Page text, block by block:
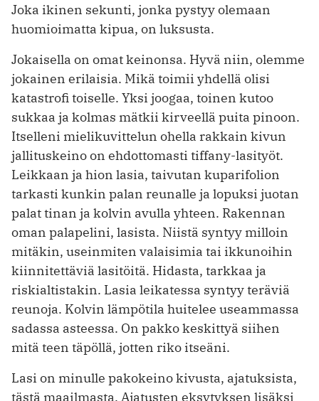
Joka ikinen sekunti, jonka pystyy olemaan
huomioimatta kipua, on luksusta.
Jokaisella on omat keinonsa. Hyvä niin, olemme
jokainen erilaisia. Mikä toimii yhdellä olisi
katastrofi toiselle. Yksi joogaa, toinen kutoo
sukkaa ja kolmas mätkii kirveellä puita pinoon.
Itselleni mielikuvittelun ohella rakkain kivun
jallituskeino on ehdottomasti tiffany-lasityöt.
Leikkaan ja hion lasia, taivutan kuparifolion
tarkasti kunkin palan reunalle ja lopuksi juotan
palat tinan ja kolvin avulla yhteen. Rakennan
oman palapelini, lasista. Niistä syntyy milloin
mitäkin, useinmiten valaisimia tai ikkunoihin
kiinnitettäviä lasitöitä. Hidasta, tarkkaa ja
riskialtistakin. Lasia leikatessa syntyy teräviä
reunoja. Kolvin lämpötila huitelee useammassa
sadassa asteessa. On pakko keskittyä siihen
mitä teen täpöllä, jotten riko itseäni.
Lasi on minulle pakokeino kivusta, ajatuksista,
tästä maailmasta. Ajatusten eksytyksen lisäksi